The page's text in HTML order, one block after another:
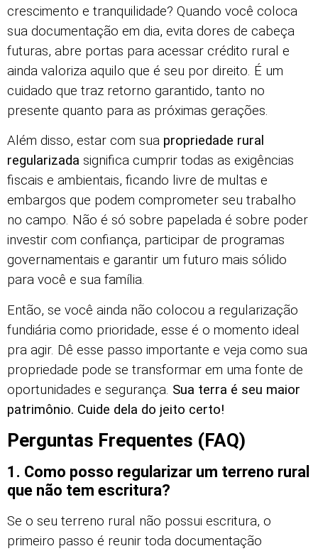
crescimento e tranquilidade? Quando você coloca
sua documentação em dia, evita dores de cabeça
futuras, abre portas para acessar crédito rural e
ainda valoriza aquilo que é seu por direito. É um
cuidado que traz retorno garantido, tanto no
presente quanto para as próximas gerações.
Além disso, estar com sua propriedade rural
regularizada significa cumprir todas as exigências
fiscais e ambientais, ficando livre de multas e
embargos que podem comprometer seu trabalho
no campo. Não é só sobre papelada é sobre poder
investir com confiança, participar de programas
governamentais e garantir um futuro mais sólido
para você e sua família.
Então, se você ainda não colocou a regularização
fundiária como prioridade, esse é o momento ideal
pra agir. Dê esse passo importante e veja como sua
propriedade pode se transformar em uma fonte de
oportunidades e segurança. Sua terra é seu maior
patrimônio. Cuide dela do jeito certo!
Perguntas Frequentes (FAQ)
1. Como posso regularizar um terreno rural
que não tem escritura?
Se o seu terreno rural não possui escritura, o
primeiro passo é reunir toda documentação